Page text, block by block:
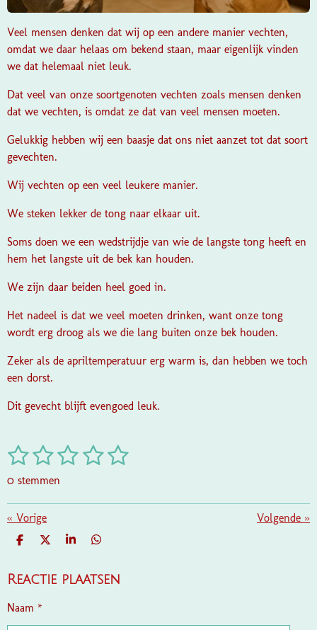
Veel mensen denken dat wij op een andere manier vechten,
omdat we daar helaas om bekend staan, maar eigenlijk vinden
we dat helemaal niet leuk.
Dat veel van onze soortgenoten vechten zoals mensen denken
dat we vechten, is omdat ze dat van veel mensen moeten.
Gelukkig hebben wij een baasje dat ons niet aanzet tot dat soort
gevechten.
Wij vechten op een veel leukere manier.
We steken lekker de tong naar elkaar uit.
Soms doen we een wedstrijdje van wie de langste tong heeft en
hem het langste uit de bek kan houden.
We zijn daar beiden heel goed in.
Het nadeel is dat we veel moeten drinken, want onze tong
wordt erg droog als we die lang buiten onze bek houden.
Zeker als de apriltemperatuur erg warm is, dan hebben we toch
een dorst.
Dit gevecht blijft evengoed leuk.
R
t
i
n
0
s
t
e
1
s
t
e
2
s
t
e
r
r
e
n
3
s
t
r
e
4
t
r
e
5
t
r
e
S
m
0 stemmen
« Vorige Volgende »
D
E
D
L
S
R
D
E
Reactie plaatsen
Naam *